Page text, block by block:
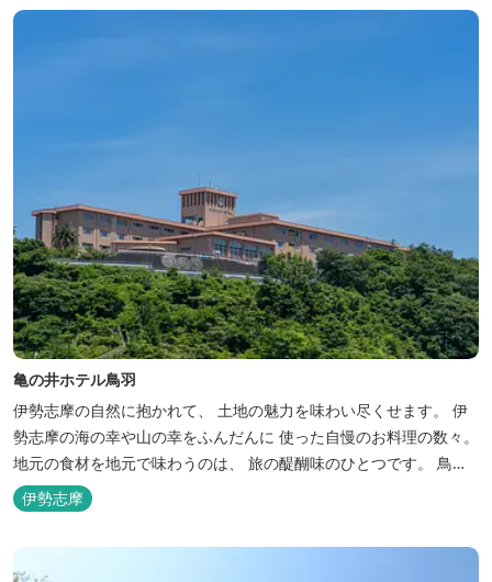
亀の井ホテル鳥羽
伊勢志摩の自然に抱かれて、 土地の魅力を味わい尽くせます。 伊
勢志摩の海の幸や山の幸をふんだんに 使った自慢のお料理の数々。
地元の食材を地元で味わうのは、 旅の醍醐味のひとつです。 鳥羽
湾の潮風を感じる露天風呂や 広々としたテラス付きのお部屋。 行
き交うフェリーをのんびり眺めて、 日常をちょっと忘れるひと時を
お過ごしください。
伊勢志摩